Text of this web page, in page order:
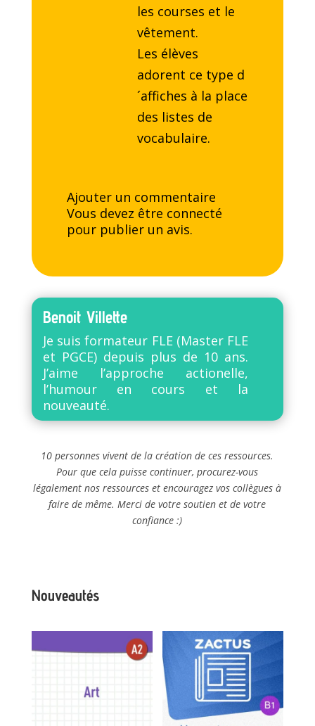
les courses et le
vêtement.
Les élèves
adorent ce type d
´affiches à la place
des listes de
vocabulaire.
Ajouter un commentaire
Vous devez être connecté
pour publier un avis.
Benoit Villette
Je suis formateur FLE (Master FLE
et PGCE) depuis plus de 10 ans.
J’aime l’approche actionelle,
l’humour en cours et la
nouveauté.
10 personnes vivent de la création de ces ressources.
Pour que cela puisse continuer, procurez-vous
légalement nos ressources et encouragez vos collègues à
faire de même. Merci de votre soutien et de votre
confiance :)
Nouveautés